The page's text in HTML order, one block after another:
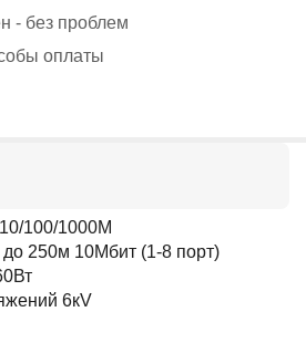
- без проблем
оплаты
100/1000M
250м 10Мбит (1-8 порт)
6кV